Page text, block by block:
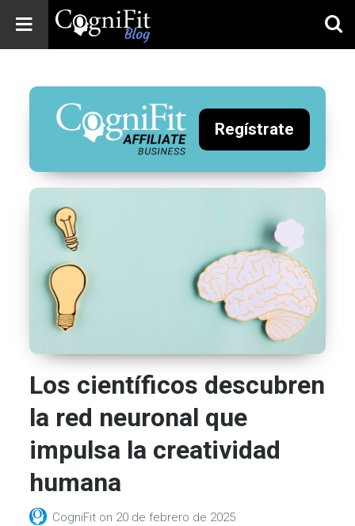
Blog: Brain
Health
News
Brain Training,
Mental Health, and
Wellness
Regístrate
Los científicos descubren
la red neuronal que
impulsa la creatividad
humana
CogniFit on 20 de febrero de 2025